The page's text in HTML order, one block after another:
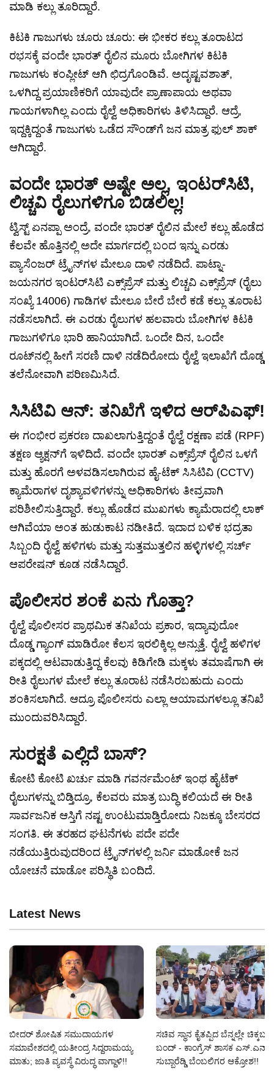
ಮಾಡಿ ಕಲ್ಲು ತೂರಿದ್ದಾರೆ.
ಕಿಟಕಿ ಗಾಜುಗಳು ಚೂರು ಚೂರು: ಈ ಭೀಕರ ಕಲ್ಲು ತೂರಾಟದ
ರಭಸಕ್ಕೆ ವಂದೇ ಭಾರತ್ ರೈಲಿನ ಮೂರು ಬೋಗಿಗಳ ಕಿಟಕಿ
ಗಾಜುಗಳು ಕಂಪ್ಲೀಟ್ ಆಗಿ ಛಿದ್ರಗೊಂಡಿವೆ. ಅದೃಷ್ಟವಶಾತ್,
ಒಳಗಿದ್ದ ಪ್ರಯಾಣಿಕರಿಗೆ ಯಾವುದೇ ಪ್ರಾಣಾಪಾಯ ಅಥವಾ
ಗಾಯಗಳಾಗಿಲ್ಲ ಎಂದು ರೈಲ್ವೆ ಅಧಿಕಾರಿಗಳು ತಿಳಿಸಿದ್ದಾರೆ. ಆದ್ರೆ,
ಇದ್ದಕ್ಕಿದ್ದಂತೆ ಗಾಜುಗಳು ಒಡೆದ ಸೌಂಡ್‌ಗೆ ಜನ ಮಾತ್ರ ಫುಲ್ ಶಾಕ್
ಆಗಿದ್ದಾರೆ.
ವಂದೇ ಭಾರತ್ ಅಷ್ಟೇ ಅಲ್ಲ, ಇಂಟರ್‌ಸಿಟಿ,
ಲಿಚ್ಚವಿ ರೈಲುಗಳಿಗೂ ಬಿಡಲಿಲ್ಲ!
ಟ್ವಿಸ್ಟ್ ಏನಪ್ಪಾ ಅಂದ್ರೆ, ವಂದೇ ಭಾರತ್ ರೈಲಿನ ಮೇಲೆ ಕಲ್ಲು ಹೊಡೆದ
ಕೆಲವೇ ಹೊತ್ತಿನಲ್ಲಿ ಅದೇ ಮಾರ್ಗದಲ್ಲಿ ಬಂದ ಇನ್ನು ಎರಡು
ಪ್ಯಾಸೆಂಜರ್ ಟ್ರೈನ್‌ಗಳ ಮೇಲೂ ದಾಳಿ ನಡೆದಿದೆ. ಪಾಟ್ನಾ-
ಜಯನಗರ ಇಂಟರ್‌ಸಿಟಿ ಎಕ್ಸ್‌ಪ್ರೆಸ್ ಮತ್ತು ಲಿಚ್ಚವಿ ಎಕ್ಸ್‌ಪ್ರೆಸ್ (ರೈಲು
ಸಂಖ್ಯೆ 14006) ಗಾಡಿಗಳ ಮೇಲೂ ಬೇರೆ ಬೇರೆ ಕಡೆ ಕಲ್ಲು ತೂರಾಟ
ನಡೆಸಲಾಗಿದೆ. ಈ ಎರಡು ರೈಲುಗಳ ಹಲವಾರು ಬೋಗಿಗಳ ಕಿಟಕಿ
ಗಾಜುಗಳಿಗೂ ಭಾರಿ ಹಾನಿಯಾಗಿದೆ. ಒಂದೇ ದಿನ, ಒಂದೇ
ರೂಟ್‌ನಲ್ಲಿ ಹೀಗೆ ಸರಣಿ ದಾಳಿ ನಡೆದಿರೋದು ರೈಲ್ವೆ ಇಲಾಖೆಗೆ ದೊಡ್ಡ
ತಲೆನೋವಾಗಿ ಪರಿಣಮಿಸಿದೆ.
ಸಿಸಿಟಿವಿ ಆನ್: ತನಿಖೆಗೆ ಇಳಿದ ಆರ್‌ಪಿಎಫ್‌!
ಈ ಗಂಭೀರ ಪ್ರಕರಣ ದಾಖಲಾಗುತ್ತಿದ್ದಂತೆ ರೈಲ್ವೆ ರಕ್ಷಣಾ ಪಡೆ (RPF)
ತಕ್ಷಣ ಆ್ಯಕ್ಷನ್‌ಗೆ ಇಳಿದಿದೆ. ವಂದೇ ಭಾರತ್ ಎಕ್ಸ್‌ಪ್ರೆಸ್ ರೈಲಿನ ಒಳಗೆ
ಮತ್ತು ಹೊರಗೆ ಅಳವಡಿಸಲಾಗಿರುವ ಹೈ-ಟೆಕ್ ಸಿಸಿಟಿವಿ (CCTV)
ಕ್ಯಾಮೆರಾಗಳ ದೃಶ್ಯಾವಳಿಗಳನ್ನು ಅಧಿಕಾರಿಗಳು ತೀವ್ರವಾಗಿ
ಪರಿಶೀಲಿಸುತ್ತಿದ್ದಾರೆ. ಕಲ್ಲು ಹೊಡೆದ ಮುಖಗಳು ಕ್ಯಾಮೆರಾದಲ್ಲಿ ಲಾಕ್
ಆಗಿವೆಯಾ ಅಂತ ಹುಡುಕಾಟ ನಡೀತಿದೆ. ಇದಾದ ಬಳಿಕ ಭದ್ರತಾ
ಸಿಬ್ಬಂದಿ ರೈಲ್ವೆ ಹಳಿಗಳು ಮತ್ತು ಸುತ್ತಮುತ್ತಲಿನ ಹಳ್ಳಿಗಳಲ್ಲಿ ಸರ್ಚ್
ಆಪರೇಷನ್ ಕೂಡ ನಡೆಸಿದ್ದಾರೆ.
ಪೊಲೀಸರ ಶಂಕೆ ಏನು ಗೊತ್ತಾ?
ರೈಲ್ವೆ ಪೊಲೀಸರ ಪ್ರಾಥಮಿಕ ತನಿಖೆಯ ಪ್ರಕಾರ, ಇದ್ಯಾವುದೋ
ದೊಡ್ಡ ಗ್ಯಾಂಗ್ ಮಾಡಿರೋ ಕೆಲಸ ಇರಲಿಕ್ಕಿಲ್ಲ ಅನ್ಸುತ್ತೆ. ರೈಲ್ವೆ ಹಳಿಗಳ
ಪಕ್ಕದಲ್ಲಿ ಆಟವಾಡುತ್ತಿದ್ದ ಕೆಲವು ಕಿಡಿಗೇಡಿ ಮಕ್ಕಳು ತಮಾಷೆಗಾಗಿ ಈ
ರೀತಿ ರೈಲುಗಳ ಮೇಲೆ ಕಲ್ಲು ತೂರಾಟ ನಡೆಸಿರಬಹುದು ಎಂದು
ಶಂಕಿಸಲಾಗಿದೆ. ಆದ್ರೂ ಪೊಲೀಸರು ಎಲ್ಲಾ ಆಯಾಮಗಳಲ್ಲೂ ತನಿಖೆ
ಮುಂದುವರಿಸಿದ್ದಾರೆ.
ಸುರಕ್ಷತೆ ಎಲ್ಲಿದೆ ಬಾಸ್?
ಕೋಟಿ ಕೋಟಿ ಖರ್ಚು ಮಾಡಿ ಗವರ್ನಮೆಂಟ್ ಇಂಥ ಹೈಟೆಕ್
ರೈಲುಗಳನ್ನು ಬಿಡ್ತಿದ್ರೂ, ಕೆಲವರು ಮಾತ್ರ ಬುದ್ಧಿ ಕಲಿಯದೆ ಈ ರೀತಿ
ಸಾರ್ವಜನಿಕ ಆಸ್ತಿಗೆ ನಷ್ಟ ಉಂಟುಮಾಡ್ತಿರೋದು ನಿಜಕ್ಕೂ ಬೇಸರದ
ಸಂಗತಿ. ಈ ತರಹದ ಘಟನೆಗಳು ಪದೇ ಪದೇ
ನಡೆಯುತ್ತಿರುವುದರಿಂದ ಟ್ರೈನ್‌ಗಳಲ್ಲಿ ಜರ್ನಿ ಮಾಡೋಕೆ ಜನ
ಯೋಚನೆ ಮಾಡೋ ಪರಿಸ್ಥಿತಿ ಬಂದಿದೆ.
Latest News
ಬೀದರ್ ಶೋಷಿತ ಸಮುದಾಯಗಳ
ಸಮಾವೇಶದಲ್ಲಿ ಯತೀಂದ್ರ ಸಿದ್ದರಾಮಯ್ಯ
ಮಾತು; ಜಾತಿ ವ್ಯವಸ್ಥೆ ವಿರುದ್ಧ ವಾಗ್ದಾಳಿ!!
ಸಚಿವ ಸ್ಥಾನ ಕೈತಪ್ಪಿದ ಬೆನ್ನಲ್ಲೇ
ಬಂದ್ - ಕಾಂಗ್ರೆಸ್ ಶಾಸಕ ಎಸ್‌.ಎನ್‌.
ಸುಬ್ಬಾರೆಡ್ಡಿ ಬೆಂಬಲಿಗರ ಆಕ್ರೋಶ!!